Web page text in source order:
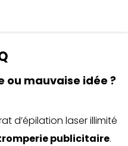
ou mauvaise idée ?
d’épilation laser illimité
publicitaire.